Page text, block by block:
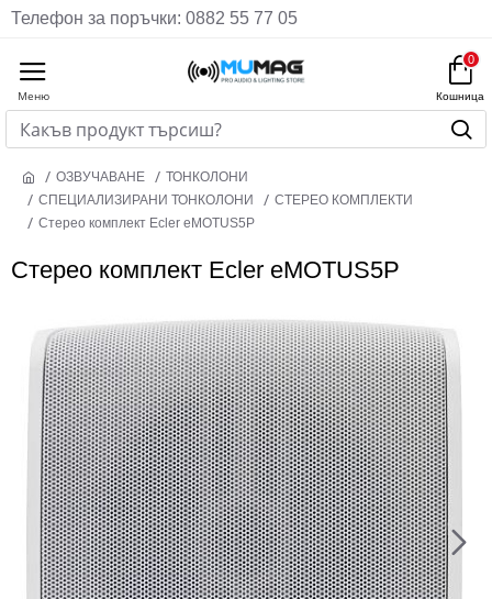
Телефон за поръчки: 0882 55 77 05
0
ОЗВУЧАВАНЕ
ТОНКОЛОНИ
СПЕЦИАЛИЗИРАНИ ТОНКОЛОНИ
СТЕРЕО КОМПЛЕКТИ
Стерео комплект Ecler eMOTUS5P
Стерео комплект Ecler eMOTUS5P